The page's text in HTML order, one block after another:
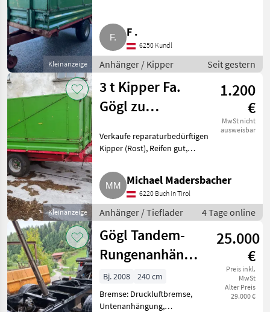
Kleinanzeige
F .
6250 Kundl
Anhänger / Kipper Seit gestern
Kleinanzeige
3 t Kipper Fa.
Gögl zu
1.200
€
MwSt nicht
ausweisbar
Verkaufe reparaturbedürftigen
Kipper (Rost), Reifen gut,
Anhänger Tieflader
Michael Madersbacher
6220 Buch in Tirol
Anhänger / Tieflader 4 Tage online
Gögl Tandem-
Rungenanhänger
12 t mit Kesla
Kran, Kesla 305 T
25.000
€
Preis inkl.
MwSt
Alter Preis
29.000 €
Bj. 2008
240 cm
Bremse: Druckluftbremse,
Untenanhängung,